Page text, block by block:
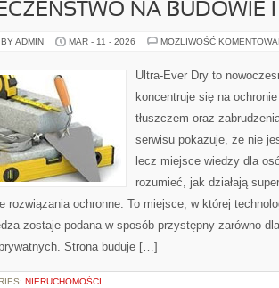
NA BUDOWIE
ADMIN MAR - 11 - 2026 MOŻLIWOŚĆ
Ultra-Ever Dry to
koncentruje się na
tłuszczem oraz
serwisu pokazuje, że nie
lecz miejsce wiedzy dla
rozumieć, jak działają
rozwiązania ochronne. To miejsce, w której
zostaje podana w sposób przystępny zarówno
Strona buduje […]
NIERUCHOMOŚCI